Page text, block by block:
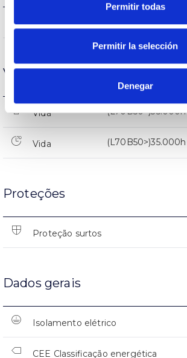
Permitir todas
Permitir la selección
Denegar
Fluxo (lm)
Vida
Vida (L70B50>)35.000h
Vida (L70B50>)35.000h
Proteções
Proteção surtos
Dados gerais
Isolamento elétrico
CEE Classificação energética